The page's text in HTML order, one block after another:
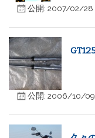
公開: 2007/02/28
公開: 2006/10/09